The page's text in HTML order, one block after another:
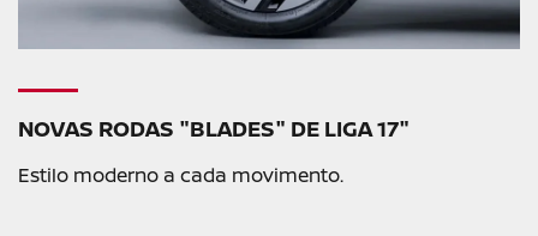
NOVAS RODAS "BLADES" DE LIGA 17"
Estilo moderno a cada movimento.